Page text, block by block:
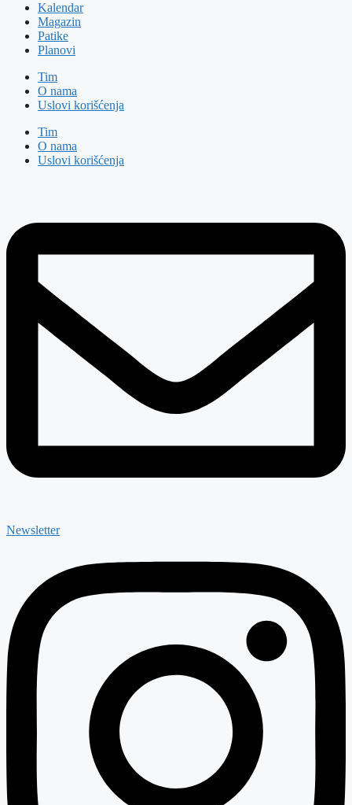
Kalendar
Magazin
Patike
Planovi
Tim
O nama
Uslovi korišćenja
Tim
O nama
Uslovi korišćenja
Newsletter